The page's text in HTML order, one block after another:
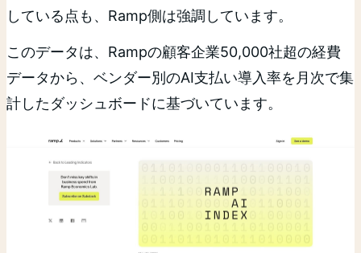
している点も、Ramp側は強調しています。
このデータは、Rampの顧客企業50,000社超の経費
データから、ベンダー別のAI支払い導入率を月次で集
計したダッシュボードに基づいています。